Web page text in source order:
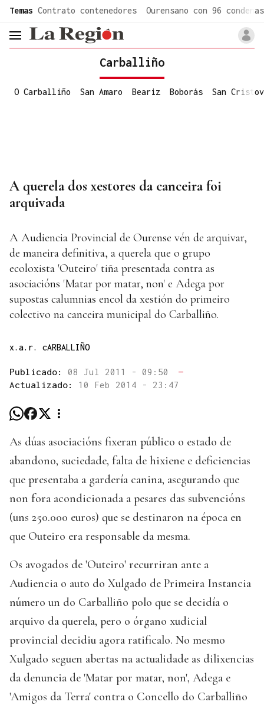
Temas Contrato contenedores Ourensano con 96 condenas
header.menu.open
Carballiño
O Carballiño San Amaro Beariz Boborás San
A querela dos xestores da canceira foi
arquivada
A Audiencia Provincial de Ourense vén de arquivar,
de maneira definitiva, a querela que o grupo
ecoloxista 'Outeiro' tiña presentada contra as
asociacións 'Matar por matar, non' e Adega por
supostas calumnias encol da xestión do primeiro
colectivo na canceira municipal do Carballiño.
x.a.r. cARBALLIÑO
Publicado: 08 Jul 2011 - 09:50
—
Actualizado: 10 Feb 2014 - 23:47
As dúas asociacións fixeran público o estado de
abandono, suciedade, falta de hixiene e deficiencias
que presentaba a gardería canina, asegurando que
non fora acondicionada a pesares das subvencións
(uns 250.000 euros) que se destinaron na época en
que Outeiro era responsable da mesma.
Os avogados de 'Outeiro' recurriran ante a
Audiencia o auto do Xulgado de Primeira Instancia
número un do Carballiño polo que se decidía o
arquivo da querela, pero o órgano xudicial
provincial decidiu agora ratificalo. No mesmo
Xulgado seguen abertas na actualidade as dilixencias
da denuncia de 'Matar por matar, non', Adega e
'Amigos da Terra' contra o Concello do Carballiño